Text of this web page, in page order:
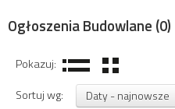
Ogłoszenia Budowlane (0)
Pokazuj:
Sortuj wg:
Daty - najnowsze